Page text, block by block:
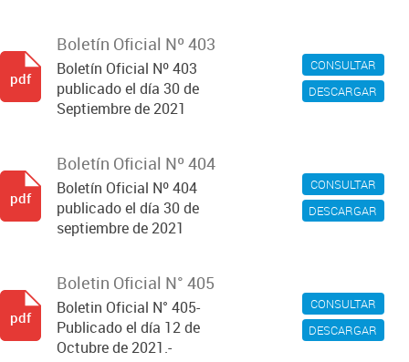
CONSULTAR
DESCARGAR
Boletín Oficial Nº 403
Boletín Oficial Nº 403
publicado el día 30 de
Septiembre de 2021
pdf
CONSULTAR
DESCARGAR
Boletín Oficial Nº 404
Boletín Oficial Nº 404
publicado el día 30 de
septiembre de 2021
pdf
CONSULTAR
DESCARGAR
Boletin Oficial N° 405
Boletin Oficial N° 405-
Publicado el día 12 de
Octubre de 2021.-
pdf